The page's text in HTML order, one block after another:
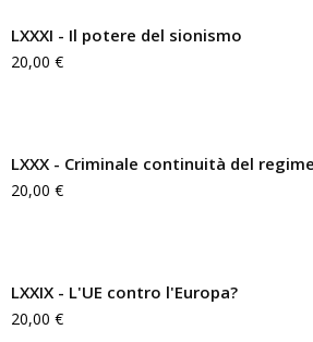
LXXXI - Il potere del sionismo
20,00 €
LXXX - Criminale continuità del
20,00 €
LXXIX - L'UE contro l'Europa?
20,00 €